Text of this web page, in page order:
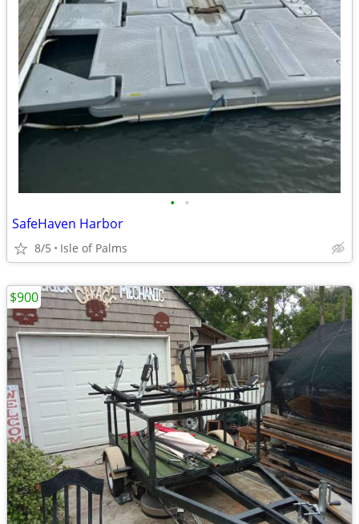
• •
SafeHaven Harbor
8/5 Isle of Palms
$900